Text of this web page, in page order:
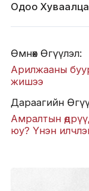
Одоо
Өмнөх Өгүүлэл:
Арилжааны
жишээ
Дараагийн
Амралтын
юу? Үнэн